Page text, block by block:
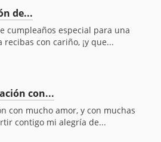
de...
cumpleaños especial para una
con cariño, ¡y que...
con...
con mucho amor, y con muchas
contigo mi alegría de...